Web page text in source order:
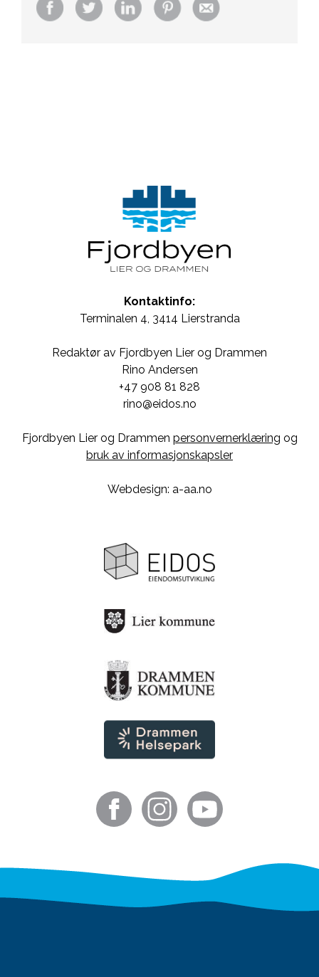
Kontaktinfo:
Terminalen 4, 3414 Lierstranda
Redaktør av Fjordbyen Lier og Drammen
Rino Andersen
+47 908 81 828
rino@eidos.no
Fjordbyen Lier og Drammen personvernerklæring og
bruk av informasjonskapsler
Webdesign: a-aa.no